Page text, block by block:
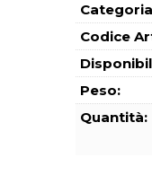
Codice
Peso:
Quantità: